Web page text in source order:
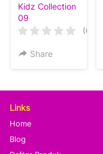
Kidz Collection
09
(0)
Share
Links
Home
Blog